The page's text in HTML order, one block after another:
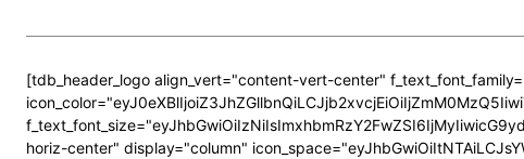
[tdb_header_logo align_vert="content-vert-center"
horiz-center" display="column"